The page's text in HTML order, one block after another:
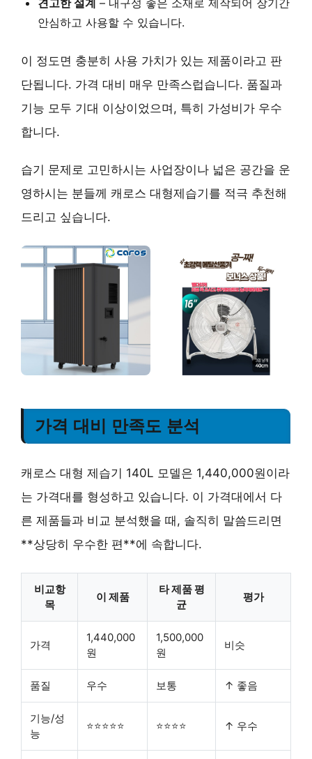
안심하고 사용할 수 있습니다.
이 정도면 충분히 사용 가치가 있는 제품이라고 판
단됩니다. 가격 대비 매우 만족스럽습니다. 품질과
기능 모두 기대 이상이었으며, 특히 가성비가 우수
합니다.
습기 문제로 고민하시는 사업장이나 넓은 공간을 운
영하시는 분들께 캐로스 대형제습기를 적극 추천해
드리고 싶습니다.
가격 대비 만족도 분석
캐로스 대형 제습기 140L 모델은 1,440,000원이라
는 가격대를 형성하고 있습니다. 이 가격대에서 다
른 제품들과 비교 분석했을 때, 솔직히 말씀드리면
**상당히 우수한 편**에 속합니다.
비교항
목
이 제품
타 제품 평
균
평가
가격
1,440,000
원
1,500,000
원
비슷
품질 우수 보통 ↑ 좋음
기능/성
능
⭐⭐⭐⭐⭐ ⭐⭐⭐⭐ ↑ 우수